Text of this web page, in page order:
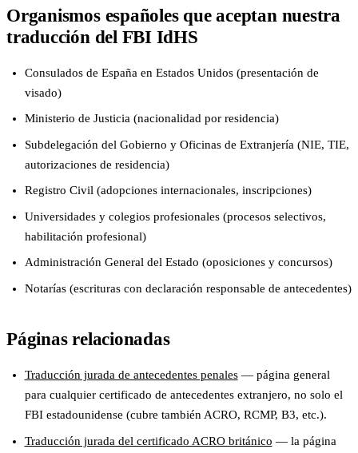
Organismos españoles que aceptan nuestra
traducción del FBI IdHS
Consulados de España en Estados Unidos (presentación de
visado)
Ministerio de Justicia (nacionalidad por residencia)
Subdelegación del Gobierno y Oficinas de Extranjería (NIE, TIE,
autorizaciones de residencia)
Registro Civil (adopciones internacionales, inscripciones)
Universidades y colegios profesionales (procesos selectivos,
habilitación profesional)
Administración General del Estado (oposiciones y concursos)
Notarías (escrituras con declaración responsable de antecedentes)
Páginas relacionadas
Traducción jurada de antecedentes penales— página general
para cualquier certificado de antecedentes extranjero, no solo el
FBI estadounidense (cubre también ACRO, RCMP, B3, etc.).
Traducción jurada del certificado ACRO británico — la página